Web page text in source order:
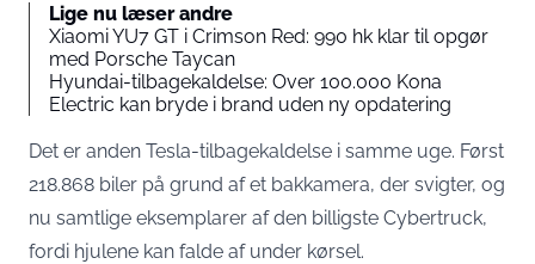
Lige nu læser andre
Xiaomi YU7 GT i Crimson Red: 990 hk klar til opgør
med Porsche Taycan
Hyundai-tilbagekaldelse: Over 100.000 Kona
Electric kan bryde i brand uden ny opdatering
Det er anden Tesla-tilbagekaldelse i samme uge. Først
218.868 biler på grund af et bakkamera, der svigter, og
nu samtlige eksemplarer af den billigste Cybertruck,
fordi hjulene kan falde af under kørsel.